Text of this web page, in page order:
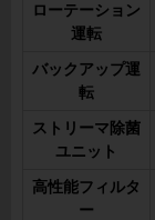
ローテーション
運転
バックアップ運
転
ストリーマ除菌
ユニット
高性能フィルタ
ー